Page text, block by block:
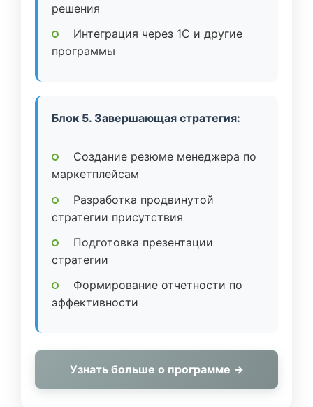
решения
Интеграция через 1C и другие
программы
Блок 5. Завершающая стратегия:
Создание резюме менеджера по
маркетплейсам
Разработка продвинутой
стратегии присутствия
Подготовка презентации
стратегии
Формирование отчетности по
эффективности
Узнать больше о программе →